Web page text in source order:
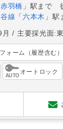
赤羽橋 」駅まで
線 「六本木 」
主要採光面:
ォーム（履歴含む）
オートロック